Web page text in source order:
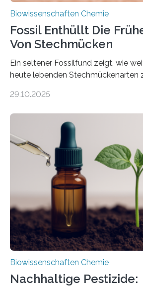
Biowissenschaften Chemie
Fossil Enthüllt Die
Von Stechmücken
Ein seltener Fossilfund zeigt, wie
heute lebenden Stechmückenarten
Forschende die bisher älteste
Region Kachin in Myanmar und hat
ausgezeichnetem Zustand erhalten.
Art einer neuen Gattung
nun den Namen Cretosabethes
fossile Nachweis einer
stellt gleichzeitig den ersten
Mückenlarve aus dem Mesozoikum
29.10.2025
Biowissenschaften Chemie
Nachhaltige Pestizide: